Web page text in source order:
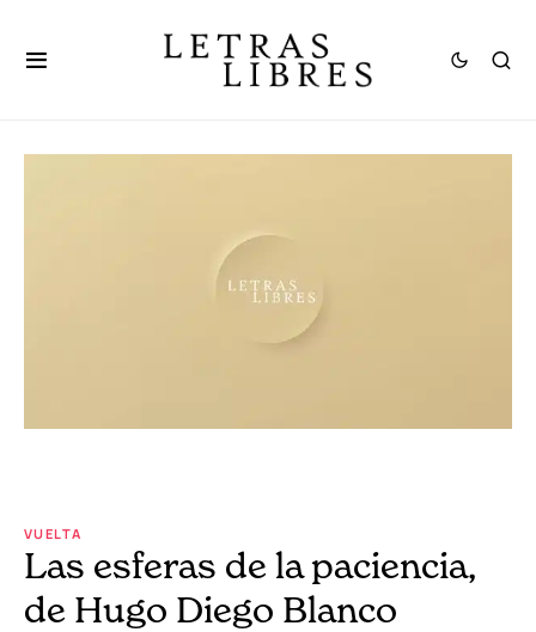
VUELTA
Las esferas de la paciencia,
de Hugo Diego Blanco